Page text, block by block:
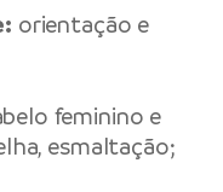
orientação e
feminino e
esmaltação;